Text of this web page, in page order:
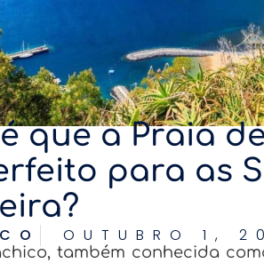
que a Praia
para as
OUTUBRO 1,
também conhecida